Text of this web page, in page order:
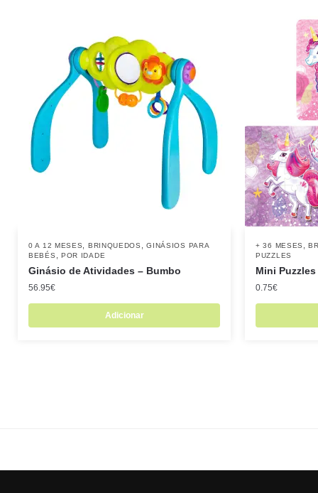
0 A 12 MESES BRINQUEDOS ,GINÁSIOS PARA
BEBÉS
POR IDADE
Ginásio de Atividades – Bumbo
56.95€
Adicionar
+ 36 MESES ,
PUZZLES
Mini
0.75€